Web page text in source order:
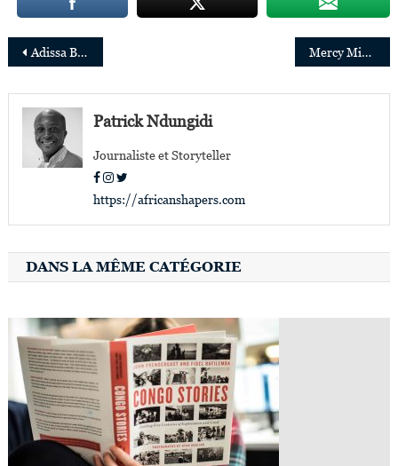
Navigation
de
l’article
Adissa Barry, la burkinabé devenue entrepreneure à succès aux USA Mercy Miyang Tembon nommée Vice-Présidente et Secrétaire générale de la Banque mondiale
Patrick Ndungidi
Journaliste et Storyteller
https://africanshapers.com
DANS LA MÊME CATÉGORIE